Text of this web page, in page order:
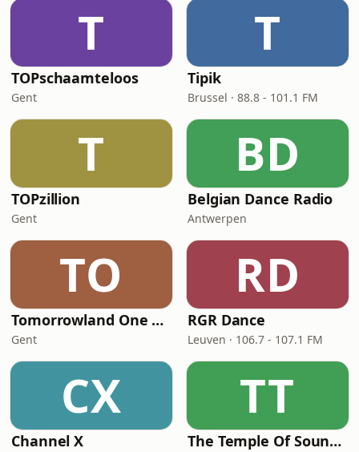
T
TOPschaamteloos
Gent
T
Tipik
Brussel · 88.8 - 101.1 FM
T
TOPzillion
Gent
BD
Belgian Dance Radio
Antwerpen
TO
Tomorrowland One World Radio
Gent
RD
RGR Dance
Leuven · 106.7 - 107.1 FM
CX
Channel X
TT
The Temple Of Sound Belgium